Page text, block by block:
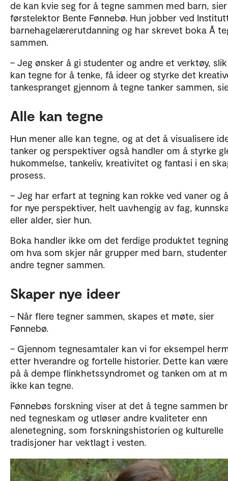
de kan kvie seg for å tegne sammen med barn, sier
førstelektor Bente Fønnebø. Hun jobber ved
barnehagelærerutdanning og har skrevet boka Å
sammen.
– Jeg ønsker å gi studenter og andre et verktøy,
kan tegne for å tenke, få ideer og styrke det
tankespranget gjennom å tegne tanker sammen,
Alle kan tegne
Hun mener alle kan tegne, og at det å visualisere
tanker og perspektiver også handler om å styrke
hukommelse, tankeliv, kreativitet og fantasi i en
prosess.
– Jeg har erfart at tegning kan rokke ved vaner og
for nye perspektiver, helt uavhengig av fag,
eller alder, sier hun.
Boka handler ikke om det ferdige produktet
om hva som skjer når grupper med barn,
andre tegner sammen.
Skaper nye ideer
– Når flere tegner sammen, skapes et møte, sier
Fønnebø.
– Gjennom tegnesamtaler kan vi for eksempel
etter hverandre og fortelle historier. Dette kan
på å dempe flinkhetssyndromet og tanken om at
ikke kan tegne.
Fønnebøs forskning viser at det å tegne sammen
ned tegneskam og utløser andre kvaliteter enn
alenetegning, som forskningshistorien og kulturelle
tradisjoner har vektlagt i vesten.